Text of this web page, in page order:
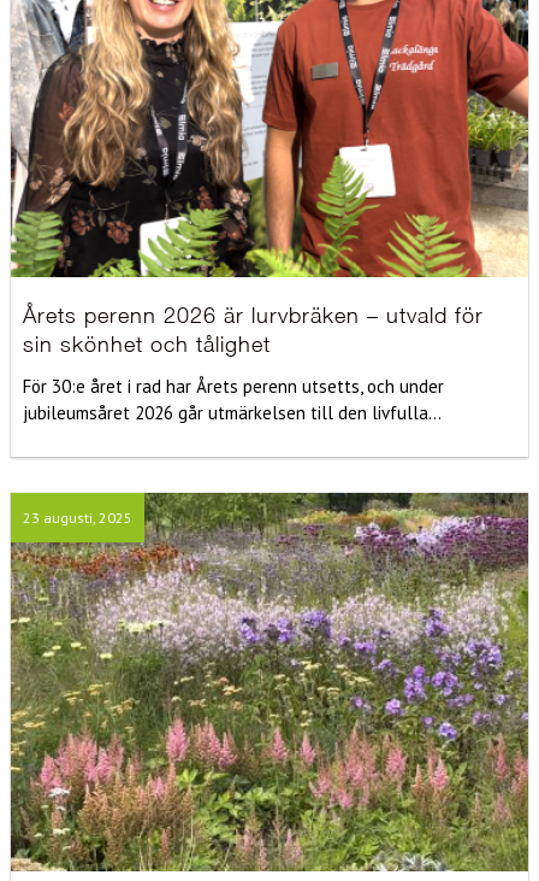
Årets perenn 2026 är lurvbräken – utvald för
sin skönhet och tålighet
För 30:e året i rad har Årets perenn utsetts, och under
jubileumsåret 2026 går utmärkelsen till den livfulla...
23 augusti, 2025